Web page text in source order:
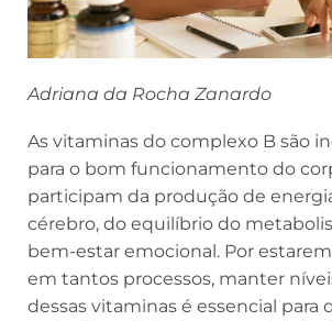
Adriana da Rocha Zanardo
As vitaminas do complexo B são
para o bom funcionamento do
participam da produção de
cérebro, do equilíbrio do
bem-estar emocional. Por
em tantos processos, manter
dessas vitaminas é essencial para